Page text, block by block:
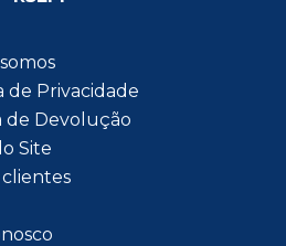
de Privacidade
de Devolução
Site
clientes